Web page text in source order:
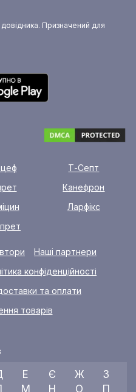
Призначений для
Т-Септ
Канефрон
Ларфікс
Наші партнери
конфіденційності
та оплати
товарів
Е Є Ж
З
М Н О П